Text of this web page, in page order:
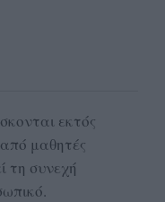
εκτός
μαθητές
τη συνεχή